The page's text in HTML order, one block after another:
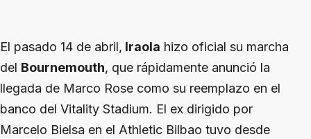
El pasado 14 de abril, Iraola hizo oficial su marcha
del Bournemouth, que rápidamente anunció la
llegada de Marco Rose como su reemplazo en el
banco del Vitality Stadium. El ex dirigido por
Marcelo Bielsa en el Athletic Bilbao tuvo desde